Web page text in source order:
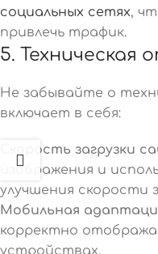
социальных сетях,
привлечь трафик.
5. Техническая
Не забывайте о
включает в себя:
Скорость загрузки
изображения и
улучшения скорости
Мобильная
корректно
устройствах.